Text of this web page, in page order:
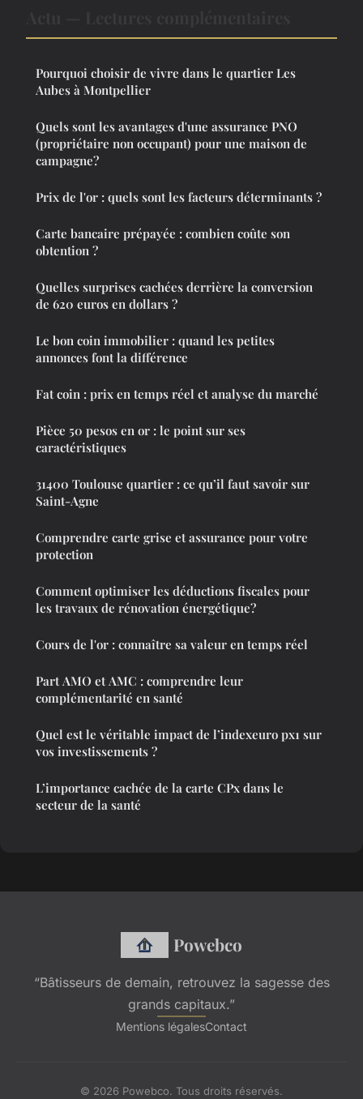
Pourquoi choisir de vivre dans le quartier Les
Aubes à Montpellier
Quels sont les avantages d'une assurance PNO
(propriétaire non occupant) pour une maison de
campagne?
Prix de l'or : quels sont les facteurs déterminants ?
Carte bancaire prépayée : combien coûte son
obtention ?
Quelles surprises cachées derrière la conversion
de 620 euros en dollars ?
Le bon coin immobilier : quand les petites
annonces font la différence
Fat coin : prix en temps réel et analyse du marché
Pièce 50 pesos en or : le point sur ses
caractéristiques
31400 Toulouse quartier : ce qu’il faut savoir sur
Saint-Agne
Comprendre carte grise et assurance pour votre
protection
Comment optimiser les déductions fiscales pour
les travaux de rénovation énergétique?
Cours de l'or : connaître sa valeur en temps réel
Part AMO et AMC : comprendre leur
complémentarité en santé
Quel est le véritable impact de l’indexeuro px1 sur
vos investissements ?
L’importance cachée de la carte CPx dans le
secteur de la santé
Powebco
“Bâtisseurs de demain, retrouvez la sagesse des
grands capitaux.”
Mentions légalesContact
© 2026 Powebco. Tous droits réservés.